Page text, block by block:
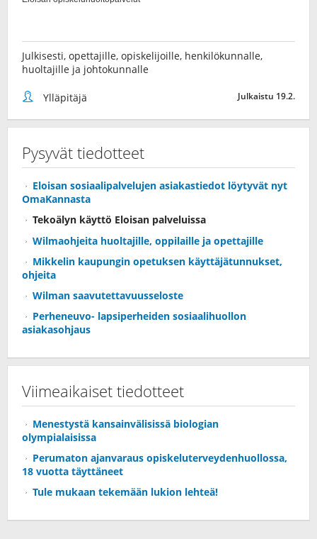
Julkisesti, opettajille, opiskelijoille, henkilökunnalle,
huoltajille ja johtokunnalle
Ylläpitäjä Julkaistu 19.2.
Pysyvät tiedotteet
Eloisan sosiaalipalvelujen asiakastiedot löytyvät nyt
OmaKannasta
Tekoälyn käyttö Eloisan palveluissa
Wilmaohjeita huoltajille, oppilaille ja opettajille
Mikkelin kaupungin opetuksen käyttäjätunnukset,
ohjeita
Wilman saavutettavuusseloste
Perheneuvo- lapsiperheiden sosiaalihuollon
asiakasohjaus
Viimeaikaiset tiedotteet
Menestystä kansainvälisissä biologian
olympialaisissa
Perumaton ajanvaraus opiskeluterveydenhuollossa,
18 vuotta täyttäneet
Tule mukaan tekemään lukion lehteä!